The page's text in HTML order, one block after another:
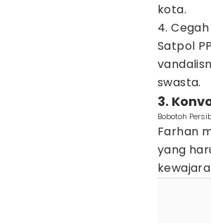
kota.
4.
Satpol
swasta.
3.
Bobotoh
Farhan
yang